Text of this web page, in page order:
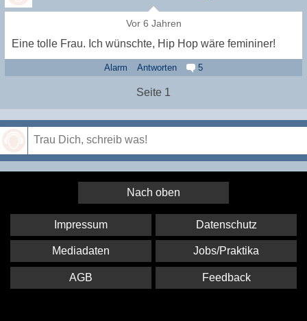
Vor 6 Jahren
Eine tolle Frau. Ich wünschte, Hip Hop wäre femininer!
Alarm Antworten 5
Seite 1
Nach oben
Impressum Datenschutz
Mediadaten Jobs/Praktika
AGB Feedback